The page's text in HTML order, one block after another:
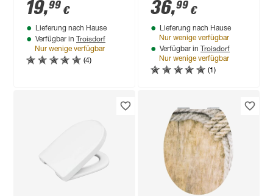
19,99 €
Lieferung nach Hause
Verfügbar in Troisdorf
Nur wenige verfügbar
(4)
36,99 €
Lieferung nach Hause
Nur wenige verfügbar
Verfügbar in Troisdorf
Nur wenige verfügbar
(1)